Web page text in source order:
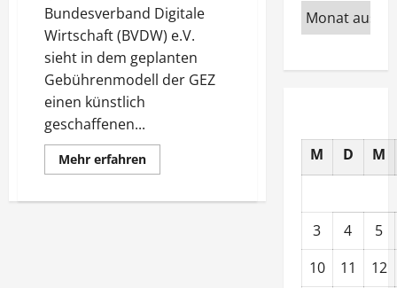
Bundesverband Digitale
Wirtschaft (BVDW) e.V.
sieht in dem geplanten
Gebührenmodell der GEZ
einen künstlich
geschaffenen...
Mehr erfahrenMehr
Informationen
Gebühren
M D M
3 4
5
10
11
12